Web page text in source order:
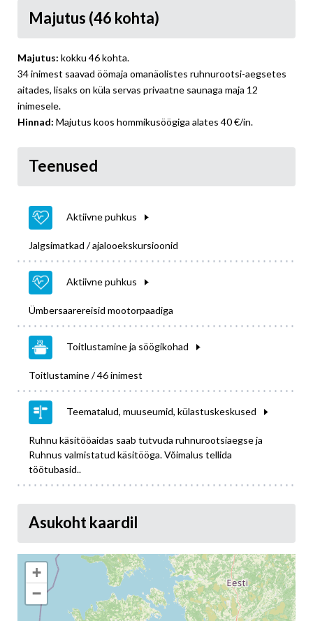
Majutus (46 kohta)
Majutus: kokku 46 kohta.
34 inimest saavad öömaja omanäolistes ruhnurootsi-aegsetes
aitades, lisaks on küla servas privaatne saunaga maja 12
inimesele.
Hinnad: Majutus koos hommikusöögiga alates 40 €/in.
Teenused
Aktiivne puhkus
Jalgsimatkad / ajalooekskursioonid
Aktiivne puhkus
Ümbersaarereisid mootorpaadiga
Toitlustamine ja söögikohad
Toitlustamine / 46 inimest
Teematalud, muuseumid, külastuskeskused
Ruhnu käsitööaidas saab tutvuda ruhnurootsiaegse ja
Ruhnus valmistatud käsitööga. Võimalus tellida
töötubasid..
Asukoht kaardil
+
−